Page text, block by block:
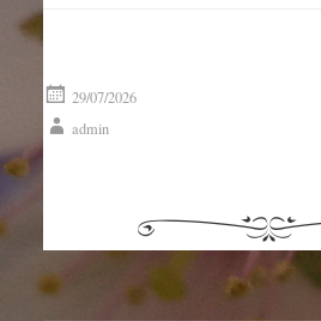
29/07/2026
admin